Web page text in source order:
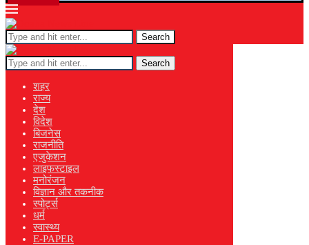
Search
Search
शहर
राज्य
देश
विदेश
बिजनेस
राजनीति
एजुकेशन
लाइफस्टाइल
मनोरंजन
विज्ञान और तकनीक
स्पोर्ट्स
धर्म
स्वास्थ्य
E-PAPER